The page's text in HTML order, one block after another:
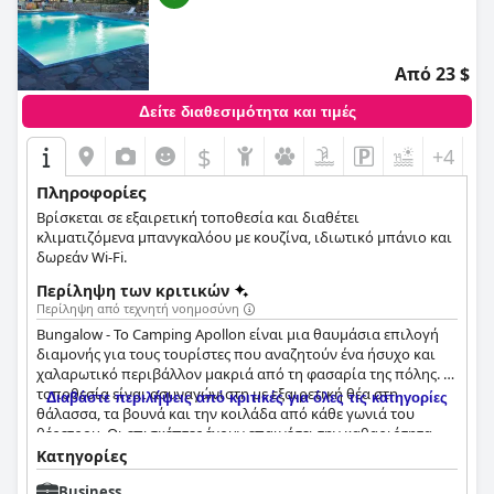
Από 23 $
Δείτε διαθεσιμότητα και τιμές
$ +4
Πληροφορίες
Βρίσκεται σε εξαιρετική τοποθεσία και διαθέτει
κλιματιζόμενα μπανγκαλόου με κουζίνα, ιδιωτικό μπάνιο και
δωρεάν Wi-Fi.
Περίληψη των κριτικών
Περίληψη από τεχνητή νοημοσύνη
Bungalow - Το Camping Apollon είναι μια θαυμάσια επιλογή
διαμονής για τους τουρίστες που αναζητούν ένα ήσυχο και
χαλαρωτικό περιβάλλον μακριά από τη φασαρία της πόλης. Η
τοποθεσία είναι ασυναγώνιστη με εξαιρετική θέα στη
θάλασσα, τα βουνά και την κοιλάδα από κάθε γωνιά του
θέρετρου. Οι επισκέπτες έχουν επαινέσει την καθαριότητα
του χώρου και της διαμονής με τις υπέροχες, καθαρές ξύλινες
καμπίνες που είναι πλήρως εξοπλισμένες. Το προσωπικό
Διαβάστε περιλήψεις από κριτικές για όλες τις κατηγορίες
Κατηγορίες